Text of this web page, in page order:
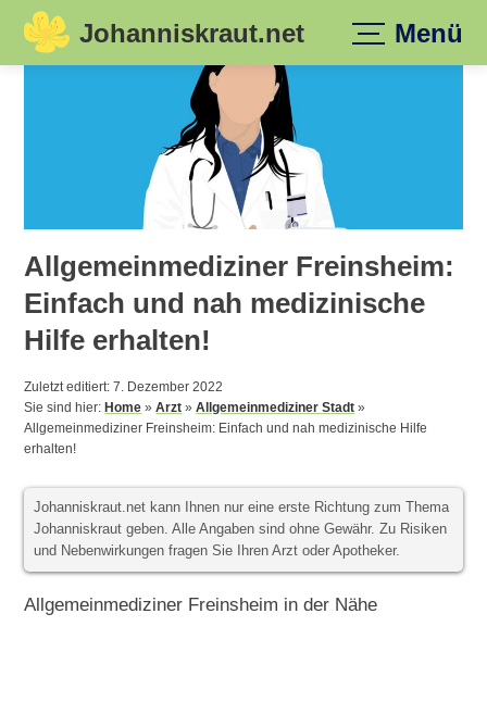
Skip
Johanniskraut.net Menü
Allgemeinmediziner Freinsheim:
Einfach und nah medizinische
Hilfe erhalten!
Zuletzt editiert: 7. Dezember 2022
Sie sind hier:Home »Arzt »Allgemeinmediziner Stadt »
Allgemeinmediziner Freinsheim: Einfach und nah medizinische Hilfe
erhalten!
Johanniskraut.net kann Ihnen nur eine erste Richtung zum Thema
Johanniskraut geben. Alle Angaben sind ohne Gewähr. Zu Risiken
und Nebenwirkungen fragen Sie Ihren Arzt oder Apotheker.
Allgemeinmediziner Freinsheim in der Nähe